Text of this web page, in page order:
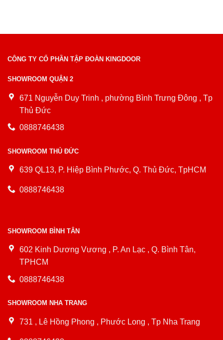
CÔNG TY CỔ PHẦN TẬP ĐOÀN KINGDOOR
SHOWROOM QUẬN 2
671 Nguyễn Duy Trinh , phường Bình Trưng Đông , Tp
Thủ Đức
0888746438
SHOWROOM THỦ ĐỨC
639 QL13, P. Hiệp Bình Phước, Q. Thủ Đức, TpHCM
0888746438
SHOWROOM BÌNH TÂN
602 Kinh Dương Vương , P. An Lạc , Q. Bình Tân,
TPHCM
0888746438
SHOWROOM NHA TRANG
731 , Lê Hồng Phong , Phước Long , Tp Nha Trang